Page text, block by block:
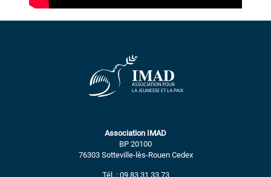
Association IMAD
BP 20100
76303 Sotteville-lès-Rouen Cedex
Tél. : 09 83 31 33 73